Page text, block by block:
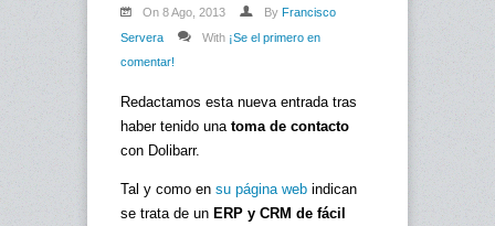
On 8 Ago, 2013 By Francisco
Servera
With ¡Se el primero en
comentar!
Redactamos esta nueva entrada tras
haber tenido una toma de contacto
con Dolibarr.
Tal y como en su página web indican
se trata de un ERP y CRM de fácil